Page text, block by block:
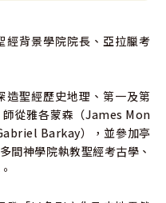
經背景學院院長、亞拉臘考
造聖經歷史地理、第一及第
從雅各蒙森（James Mon
Barkay），並參加亭
間神學院執教聖經考古學、